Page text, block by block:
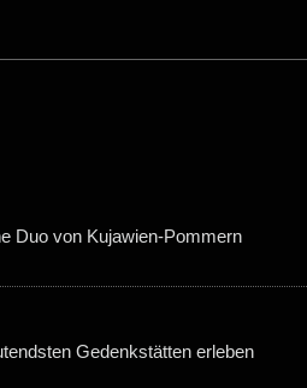
Duo von Kujawien-Pommern
Gedenkstätten erleben